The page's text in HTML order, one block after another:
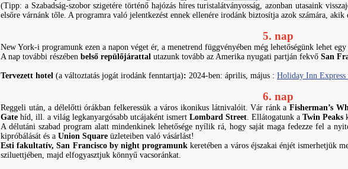
(Tipp: a Szabadság-szobor szigetére történő hajózás híres turistalátványosság, azonban utasaink
elsőre várnánk tőle. A programra való jelentkezést ennek ellenére irodánk biztosítja azok számára, akik
5. nap
New York-i programunk ezen a napon véget ér, a menetrend függvényében még lehetőségünk lehet
A nap további részében belső repülőjárattal utazunk tovább az Amerika nyugati partján fekvő San
Tervezett hotel (a változtatás jogát irodánk fenntartja): 2024-ben: április, május : Holiday Inn Express
6. nap
Reggeli után, a délelőtti órákban felkeressük a város ikonikus látnivalóit. Vár ránk aFisherman’s
Gate híd, ill. a világ legkanyargósabb utcájaként ismert Lombard Street. Ellátogatunk a Twin Peaks
A délutáni szabad program alatt mindenkinek lehetősége nyílik rá, hogy saját maga fedezze fel a
kipróbálását és a Union Square üzleteiben való vásárlást!
Esti fakultatív, San Francisco by night programunk keretében a város éjszakai énjét ismerhetjük
sziluettjében, majd elfogyasztjuk könnyű vacsoránkat.